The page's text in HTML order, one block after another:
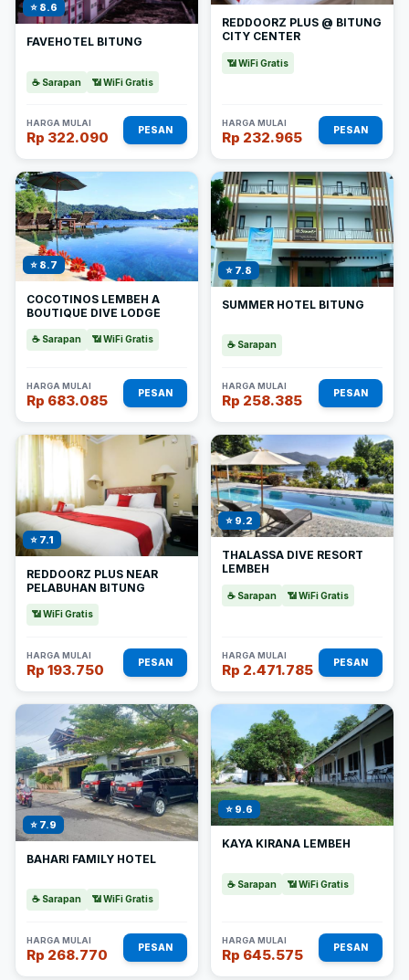
⭐ 8.6
FAVEHOTEL BITUNG
☕ Sarapan 📶 WiFi Gratis
HARGA MULAI
Rp 322.090 PESAN
REDDOORZ PLUS @ BITUNG
CITY CENTER
📶 WiFi Gratis
HARGA MULAI
Rp 232.965 PESAN
⭐ 8.7
COCOTINOS LEMBEH A
BOUTIQUE DIVE LODGE
☕ Sarapan 📶 WiFi Gratis
HARGA MULAI
Rp 683.085 PESAN
⭐ 7.8
SUMMER HOTEL BITUNG
☕ Sarapan
HARGA MULAI
Rp 258.385 PESAN
⭐ 7.1
REDDOORZ PLUS NEAR
PELABUHAN BITUNG
📶 WiFi Gratis
HARGA MULAI
Rp 193.750 PESAN
⭐ 9.2
THALASSA DIVE RESORT
LEMBEH
☕ Sarapan 📶 WiFi Gratis
HARGA MULAI
Rp 2.471.785 PESAN
⭐ 7.9
BAHARI FAMILY HOTEL
☕ Sarapan 📶 WiFi Gratis
HARGA MULAI
Rp 268.770 PESAN
⭐ 9.6
KAYA KIRANA LEMBEH
☕ Sarapan 📶 WiFi Gratis
HARGA MULAI
Rp 645.575 PESAN